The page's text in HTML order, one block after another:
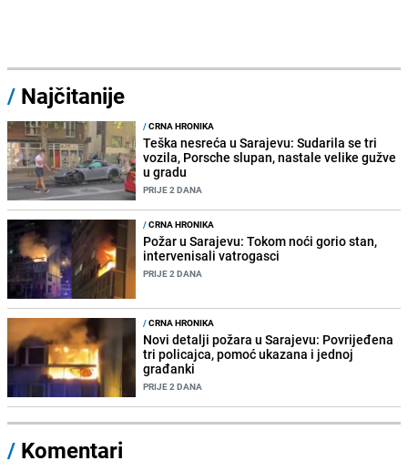
/ Najčitanije
/CRNA HRONIKA
Teška nesreća u Sarajevu: Sudarila se tri
vozila, Porsche slupan, nastale velike gužve
u gradu
PRIJE 2 DANA
/CRNA HRONIKA
Požar u Sarajevu: Tokom noći gorio stan,
intervenisali vatrogasci
PRIJE 2 DANA
/CRNA HRONIKA
Novi detalji požara u Sarajevu: Povrijeđena
tri policajca, pomoć ukazana i jednoj
građanki
PRIJE 2 DANA
/ Komentari